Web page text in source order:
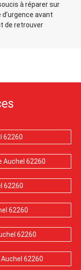
à réparer sur
avant
de retrouver
62260
62260
62260
62260
62260
62260